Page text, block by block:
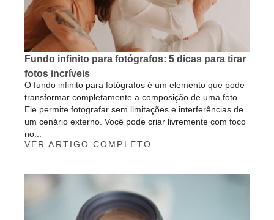
Fundo infinito para fotógrafos: 5 dicas para tirar
fotos incríveis
O fundo infinito para fotógrafos é um elemento que pode
transformar completamente a composição de uma foto.
Ele permite fotografar sem limitações e interferências de
um cenário externo. Você pode criar livremente com foco
no...
VER ARTIGO COMPLETO